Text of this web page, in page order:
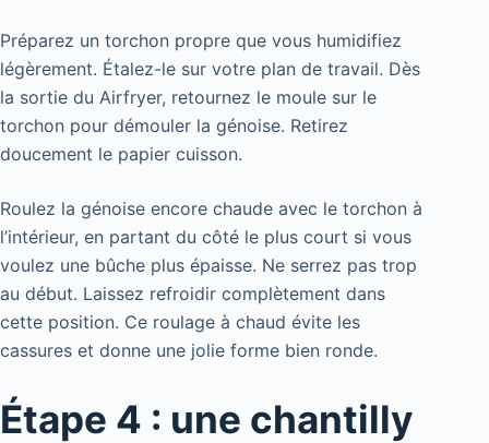
Préparez un torchon propre que vous humidifiez
légèrement. Étalez-le sur votre plan de travail. Dès
la sortie du Airfryer, retournez le moule sur le
torchon pour démouler la génoise. Retirez
doucement le papier cuisson.
Roulez la génoise encore chaude avec le torchon à
l’intérieur, en partant du côté le plus court si vous
voulez une bûche plus épaisse. Ne serrez pas trop
au début. Laissez refroidir complètement dans
cette position. Ce roulage à chaud évite les
cassures et donne une jolie forme bien ronde.
Étape 4 : une chantilly